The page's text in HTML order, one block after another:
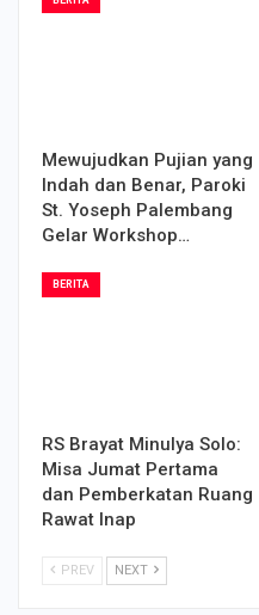
Mewujudkan Pujian yang
Indah dan Benar, Paroki
St. Yoseph Palembang
Gelar Workshop…
BERITA
RS Brayat Minulya Solo:
Misa Jumat Pertama
dan Pemberkatan Ruang
Rawat Inap
PREV NEXT